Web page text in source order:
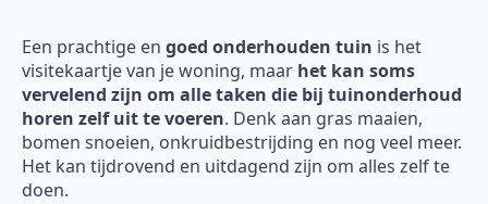
Een prachtige en goed onderhouden tuin is het
visitekaartje van je woning, maar het kan soms
vervelend zijn om alle taken die bij tuinonderhoud
horen zelf uit te voeren. Denk aan gras maaien,
bomen snoeien, onkruidbestrijding en nog veel meer.
Het kan tijdrovend en uitdagend zijn om alles zelf te
doen.